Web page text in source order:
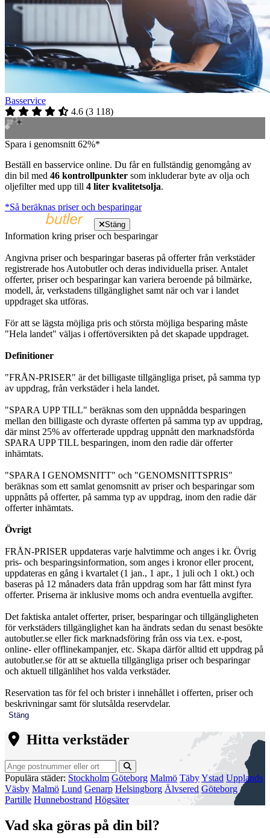
Basservice
4.6 (3 118)
Spara i genomsnitt 62%*
Beställ en basservice online. Du får en fullständig genomgång av
din bil med 46 kontrollpunkter som inkluderar byte av olja och
oljefilter med upp till 4 liter kvalitetsolja.
*Så beräknas priser och besparingar
Stäng
Information kring priser och besparingar
Angivna priser och besparingar baseras på offerter från verkstäder
registrerade hos Autobutler och deras individuella priser. Antalet
offerter, priser och besparingar kan variera beroende på bilmärke,
modell, år, verkstadens tillgänglighet samt när och var i landet
uppdraget ska utföras.
För att se lägsta möjliga pris och största möjliga besparing måste
"Hela landet" väljas i offertöversikten på det skapade uppdraget.
Definitioner
"FRÅN-PRISER" är det billigaste tillgängliga priset, på samma typ
av uppdrag, från verkstäder i hela landet.
"SPARA UPP TILL" beräknas som den uppnådda besparingen
mellan den billigaste och dyraste offerten på samma typ av uppdrag,
där minst 25% av offerterade uppdrag uppnått den marknadsförda
SPARA UPP TILL besparingen, inom den radie där offerter
inhämtats.
"SPARA I GENOMSNITT" och "GENOMSNITTSPRIS"
beräknas som ett samlat genomsnitt av priser och besparingar som
uppnåtts på offerter, på samma typ av uppdrag, inom den radie där
offerter inhämtats.
Övrigt
FRÅN-PRISER uppdateras varje halvtimme och anges i kr. Övrig
pris- och besparingsinformation, som anges i kronor eller procent,
uppdateras en gång i kvartalet (1 jan., 1 apr., 1 juli och 1 okt.) och
baseras på 12 månaders data från uppdrag som har fått minst fyra
offerter. Priserna är inklusive moms och andra eventuella avgifter.
Det faktiska antalet offerter, priser, besparingar och tillgängligheten
för verkstäders tillgänglighet kan ha ändrats sedan du senast besökte
autobutler.se eller fick marknadsföring från oss via t.ex. e-post,
online- eller offlinekampanjer, etc. Skapa därför alltid ett uppdrag på
autobutler.se för att se aktuella tillgängliga priser och besparingar
och aktuell tillgänlihet hos valda verkstäder.
Reservation tas för fel och brister i innehållet i offerten, priser och
beskrivningar samt för slutsålda reservdelar.
Stäng
Hitta verkstäder
Populära städer: Stockholm Göteborg Malmö TäbyYstad Upplands
Väsby Malmö Lund Genarp Helsingborg Älvsered Göteborg
Partille Hunnebostrand Högsäter
Vad ska göras på din bil?